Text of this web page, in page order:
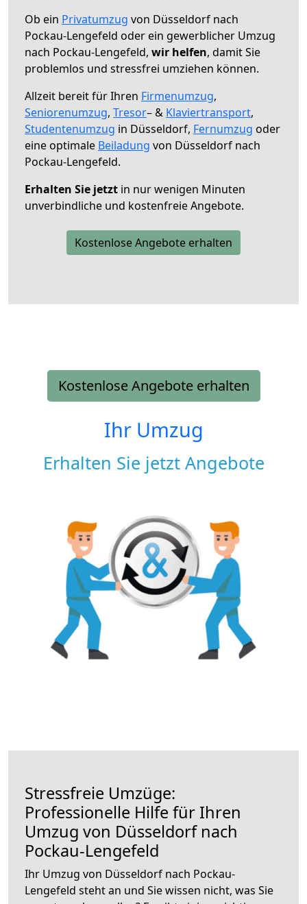
Ob ein Privatumzug von Düsseldorf nach
Pockau-Lengefeld oder ein gewerblicher Umzug
nach Pockau-Lengefeld, wir helfen, damit Sie
problemlos und stressfrei umziehen können.
Allzeit bereit für Ihren Firmenumzug,
Seniorenumzug, Tresor– & Klaviertransport,
Studentenumzug in Düsseldorf, Fernumzug oder
eine optimale Beiladung von Düsseldorf nach
Pockau-Lengefeld.
Erhalten Sie jetzt in nur wenigen Minuten
unverbindliche und kostenfreie Angebote.
Kostenlose Angebote erhalten
Kostenlose Angebote erhalten
Ihr Umzug
Erhalten Sie jetzt Angebote
Stressfreie Umzüge:
Professionelle Hilfe für Ihren
Umzug von Düsseldorf nach
Pockau-Lengefeld
Ihr Umzug von Düsseldorf nach Pockau-
Lengefeld steht an und Sie wissen nicht, was Sie